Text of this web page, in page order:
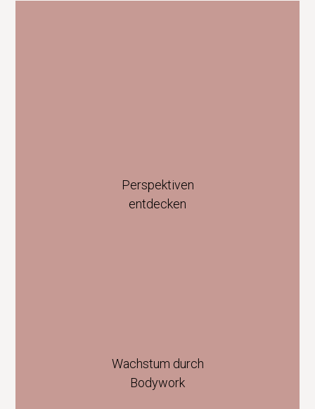
Perspektiven
entdecken
Wachstum durch
Bodywork